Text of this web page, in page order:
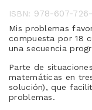
ISBN: 978-607-726-
Mis problemas
compuesta por 18
una secuencia
Parte de
matemáticas en
solución), que
problemas.